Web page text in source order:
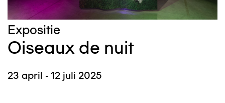
Expositie
Oiseaux de nuit
23 april - 12 juli 2025